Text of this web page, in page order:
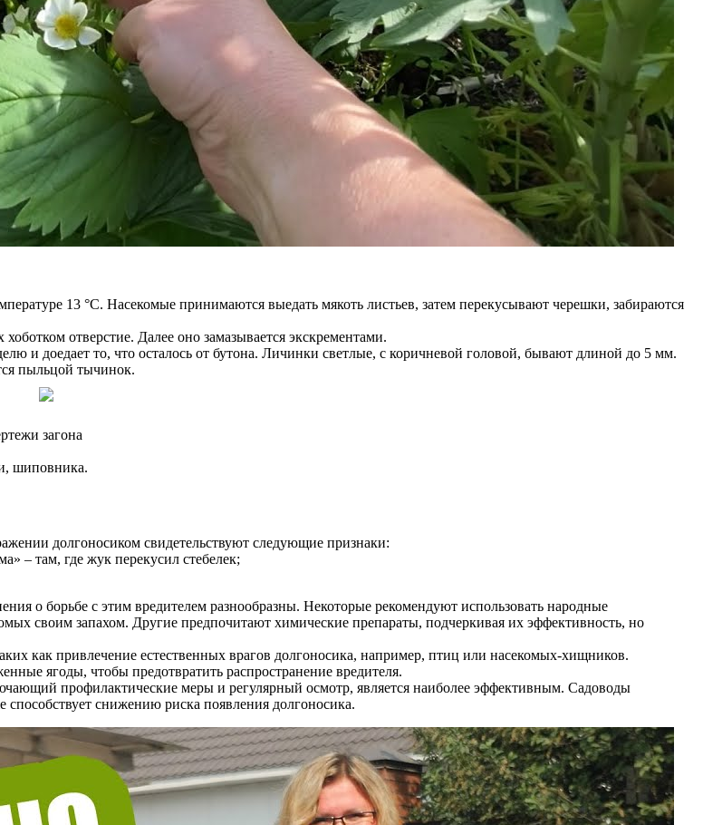
13 °С. Насекомые принимаются выедать мякоть листьев, затем перекусывают черешки, забираются
отверстие. Далее оно замазывается экскрементами.
и доедает то, что осталось от бутона. Личинки светлые, с коричневой головой, бывают длиной до 5 мм.
пыльцой тычинок.
загона
шиповника.
долгоносиком свидетельствуют следующие признаки:
– там, где жук перекусил стебелек;
о борьбе с этим вредителем разнообразны. Некоторые рекомендуют использовать народные
своим запахом. Другие предпочитают химические препараты, подчеркивая их эффективность, но
как привлечение естественных врагов долгоносика, например, птиц или насекомых-хищников.
ягоды, чтобы предотвратить распространение вредителя.
профилактические меры и регулярный осмотр, является наиболее эффективным. Садоводы
способствует снижению риска появления долгоносика.